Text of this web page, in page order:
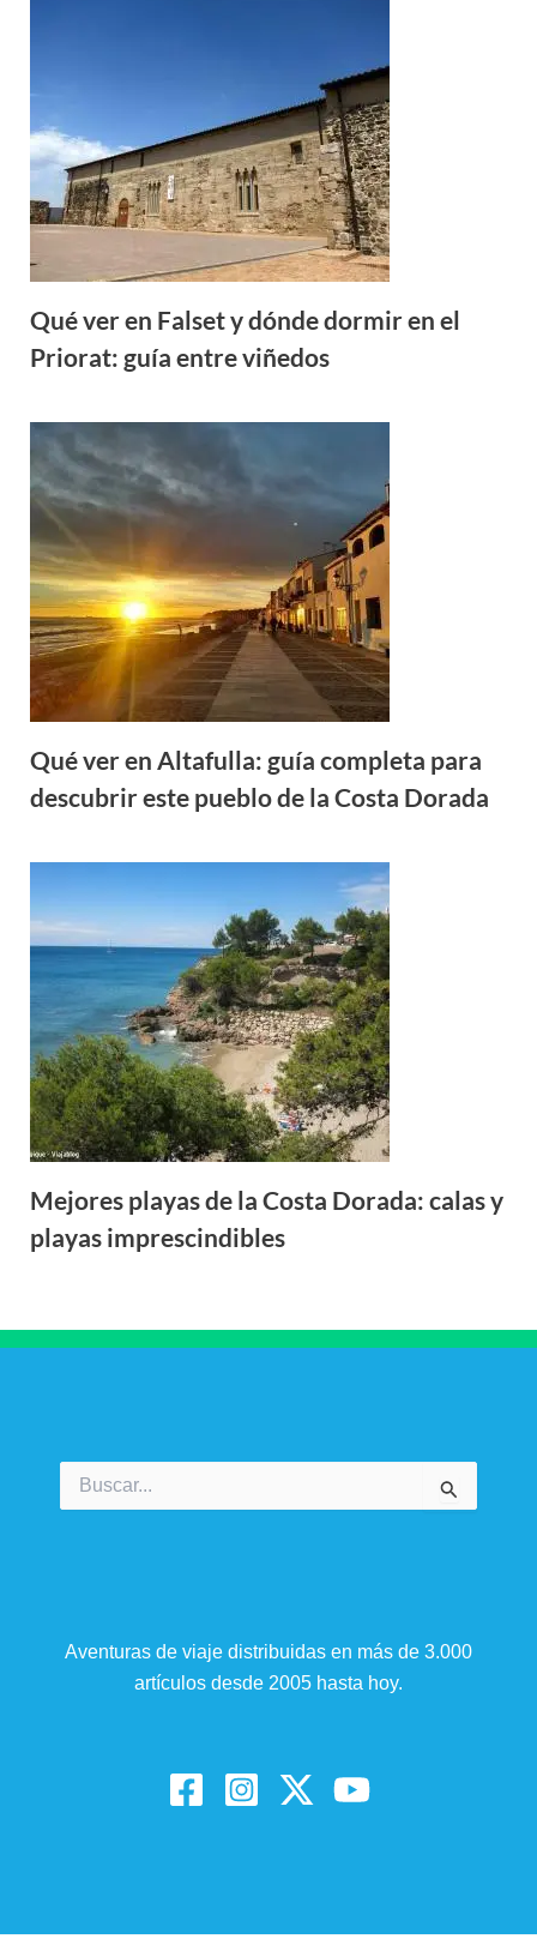
Qué ver en Falset y dónde dormir en el
Priorat: guía entre viñedos
Qué ver en Altafulla: guía completa para
descubrir este pueblo de la Costa Dorada
Mejores playas de la Costa Dorada: calas y
playas imprescindibles
por:
Aventuras de viaje distribuidas en más de 3.000
artículos desde 2005 hasta hoy.